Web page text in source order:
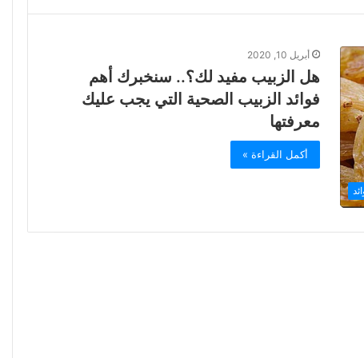
أبريل 10, 2020
هل الزبيب مفيد لك؟.. سنخبرك أهم
فوائد الزبيب الصحية التي يجب عليك
معرفتها
أكمل القراءة »